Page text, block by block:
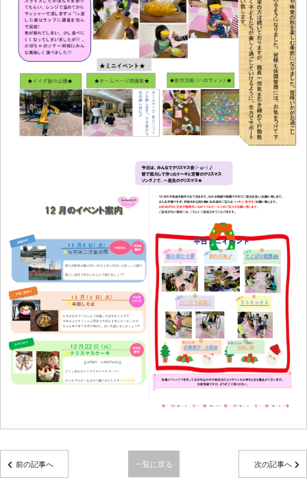
前の記事へ 一覧に戻る 次の記事へ